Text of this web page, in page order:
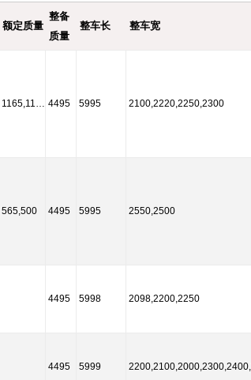
额定质量
整备
质量
整车长 整车宽
1165,1100 4495 5995 2100,2220,2250,2300
565,500 4495 5995 2550,2500
4495 5998 2098,2200,2250
4495 5999